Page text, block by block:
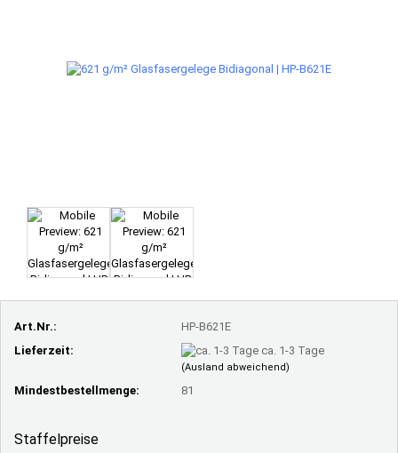
Art.Nr.:
HP-B621E
Lieferzeit:
ca. 1-3 Tage
(Ausland abweichend)
Mindestbestellmenge: 81
Staffelpreise